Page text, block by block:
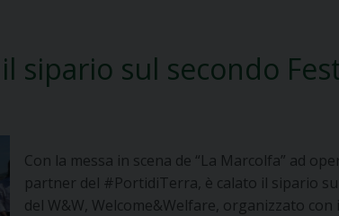
sipario sul secondo
Con la messa in scena de “La Marcolfa” ad
partner del #PortidiTerra, è calato il sipario
del W&W, Welcome&Welfare, organizzato